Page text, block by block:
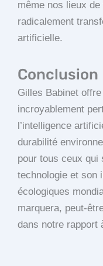
même nos lieux
radicalement
artificielle.
Conclusion
Gilles Babinet
incroyablement
l’intelligence
durabilité
pour tous ceux qui
technologie et son
écologiques
marquera, peut-
dans notre rapport